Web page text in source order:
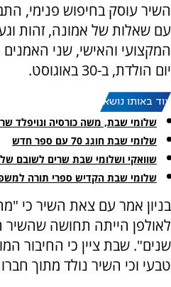
השיר עוסק בחיפוש פנימי,
עם שאלות של אמונה, זהות
המקצועי והאישי, שני
יום הולדת, ב-30 באוגוסט.
עוד באותו נושא:
שלומי שבת, משה כורסיה ונויפלד
שלומי שבת חוגג 70 עם ספר חדש
שוואקי ושלומי שבת שרים לשובם
שלומי שבת הקדיש ספרי תורה
בניון אמר עם צאת השיר כי
לאולפן הייתה תחושה שהשיר
שנים". שבת ציין כי החיבור
טבעי וכי השיר נולד מתוך